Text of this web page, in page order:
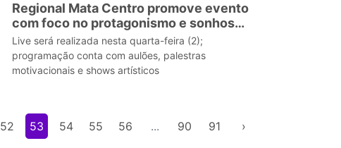
Regional Mata Centro promove evento
com foco no protagonismo e sonhos
dos estudantes
Live será realizada nesta quarta-feira (2);
programação conta com aulões, palestras
motivacionais e shows artísticos
52 53 54 55 56 ... 90 91 ›